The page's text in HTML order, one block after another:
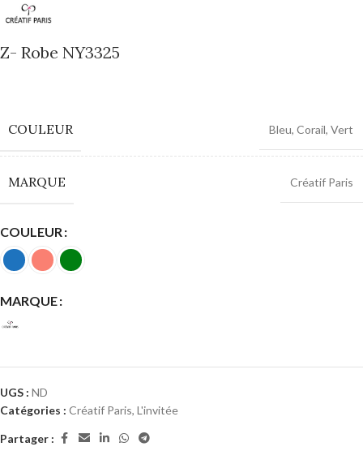
Z- Robe NY3325
COULEUR Bleu, Corail, Vert
MARQUE Créatif Paris
COULEUR
MARQUE
UGS : ND
Catégories : Créatif Paris, L'invitée
Partager :